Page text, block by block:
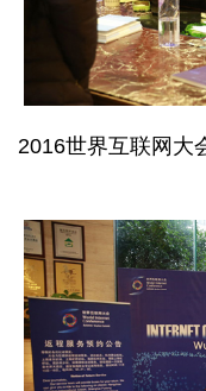
2016世界互联网大